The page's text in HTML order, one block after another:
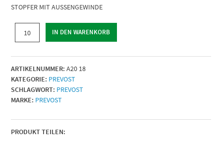
STOPFER MIT AUSSENGEWINDE
|
AG
BSPP
=
G
|
Anzugsmoment
IN DEN WARENKORB
ARTIKELNUMMER: A20 18
KATEGORIE: PREVOST
SCHLAGWORT: PREVOST
MARKE: PREVOST
PRODUKT TEILEN: